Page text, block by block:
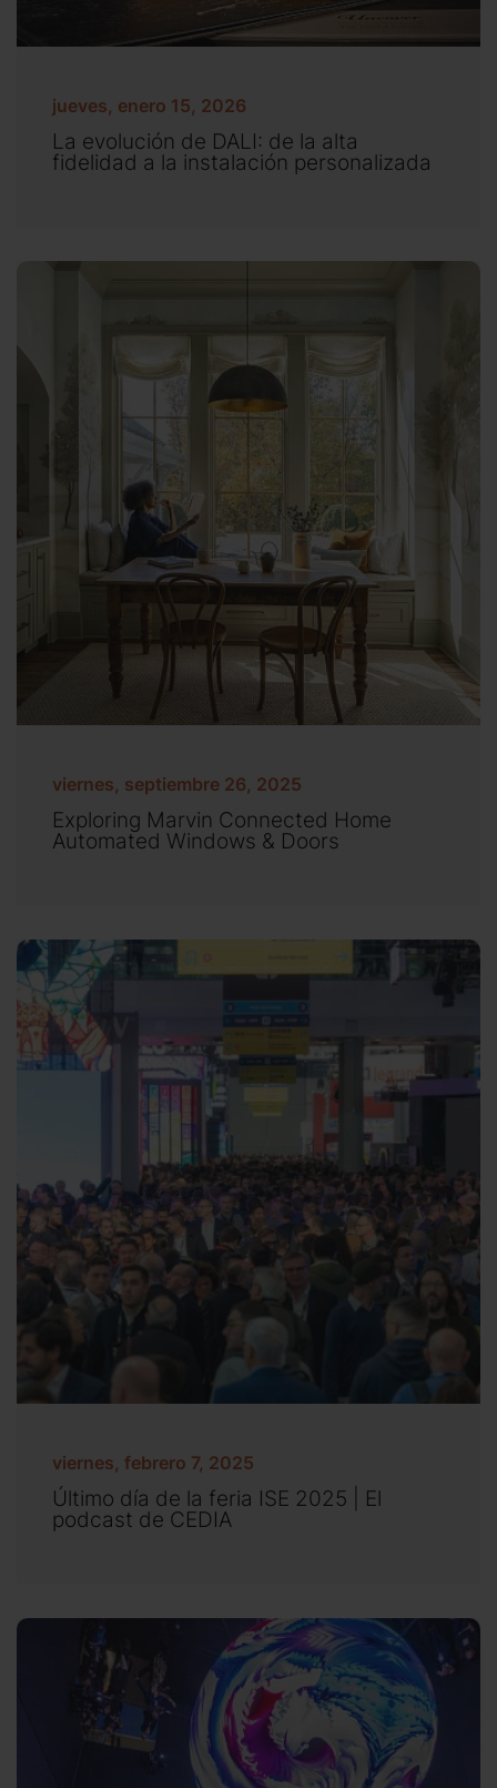
jueves, enero 15, 2026
La evolución de DALI: de la alta
fidelidad a la instalación personalizada
viernes, septiembre 26, 2025
Exploring Marvin Connected Home
Automated Windows & Doors
viernes, febrero 7, 2025
Último día de la feria ISE 2025 | El
podcast de CEDIA